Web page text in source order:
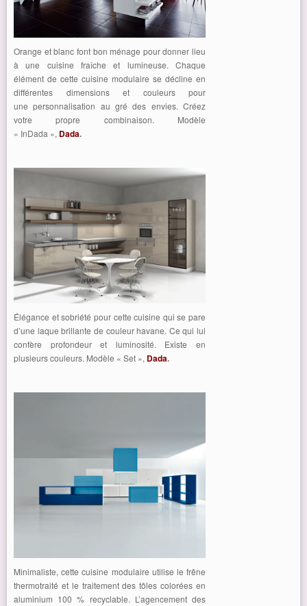
Orange et blanc font bon ménage pour donner lieu
à une cuisine fraîche et lumineuse. Chaque
élément de cette cuisine modulaire se décline en
différentes dimensions et couleurs pour
une personnalisation au gré des envies. Créez
votre propre combinaison. Modèle
« InDada », Dada.
Élégance et sobriété pour cette cuisine qui se pare
d’une laque brillante de couleur havane. Ce qui lui
confère profondeur et luminosité. Existe en
plusieurs couleurs. Modèle « Set », Dada.
Minimaliste, cette cuisine modulaire utilise le frêne
thermotraité et le traitement des tôles colorées en
aluminium 100 % recyclable. L’agencement des